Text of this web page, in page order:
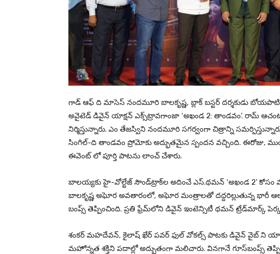
గాడ్ ఆఫ్ ది మాసెస్ నందమూరి బాలకృష్ణ, బ్లాక్ బస్టర్ దర్శకుడు బోయపాటి
అవైటెడ్ డివైన్ యాక్షన్ ఎక్స్‌ట్రావగాంజా ‘అఖండ 2: తాండవం’. రామ్
నిర్మిస్తున్నారు. ఎం తేజస్విని నందమూరి సగర్వంగా చిత్రాన్ని
సింగిల్-ది తాండవం ప్రోమోకు అద్భుతమైన స్పందన వచ్చింది. ఈరోజు,
ఈవెంట్ లో పూర్తి పాటను లాంచ్ చేశారు.
బాలయ్యకు హై-వోల్టేజ్ సౌండ్‌ట్రాక్‌ల అదించే ఎస్‌.థమన్‌ ‘అఖండ 2’
బాలకృష్ణ అఘోర అవతారంలో, అఘోర మంత్రాలతో దద్దరిల్లుతున్న భారీ
బంప్స్ తెప్పించింది. ప్రతి ఫ్రేమ్‌లోని డివైన్ ఇంటెన్సిటీ థమన్ ట్రేడ్‌మార్క్
శంకర్‌ మహదేవన్‌, కైలాష్‌ ఖేర్‌ పవర్ ఫుల్ వోకల్స్ పాటకు డివైన్ వైబ్ ని యాడ్
మహోన్నత శక్తిని పదాల్లో అద్భుతంగా మలిచారు. వినగానే గూస్‌బంప్స్‌